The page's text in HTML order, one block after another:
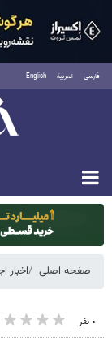
فارسی العربية English
صفحه اصلی اخبار
۰ نفر